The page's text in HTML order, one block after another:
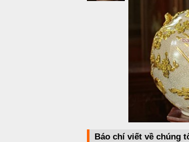
Báo chí viết về chúng